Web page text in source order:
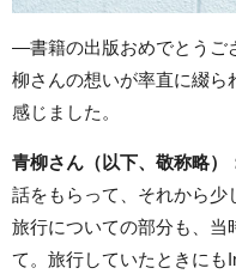
―書籍の出版おめでとうご
柳さんの想いが率直に綴ら
感じました。
青柳さん（以下、敬称略）
話をもらって、それから少
旅行についての部分も、当
て。旅行していたときにも